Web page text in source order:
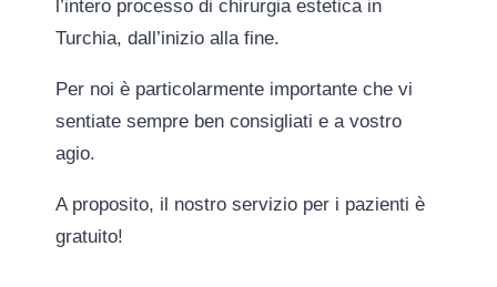
l’intero processo di chirurgia estetica in
Turchia, dall’inizio alla fine.
Per noi è particolarmente importante che vi
sentiate sempre ben consigliati e a vostro
agio.
A proposito, il nostro servizio per i pazienti è
gratuito!